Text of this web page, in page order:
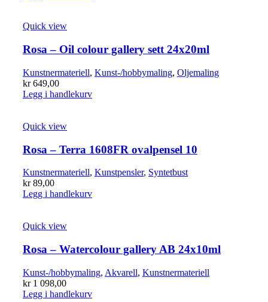
Quick view
Rosa – Oil colour gallery sett 24x20ml
Kunstnermateriell, Kunst-/hobbymaling, Oljemaling
kr649,00
Legg i handlekurv
Quick view
Rosa – Terra 1608FR ovalpensel 10
Kunstnermateriell, Kunstpensler, Syntetbust
kr89,00
Legg i handlekurv
Quick view
Rosa – Watercolour gallery AB 24x10ml
Kunst-/hobbymaling, Akvarell, Kunstnermateriell
kr1 098,00
Legg i handlekurv